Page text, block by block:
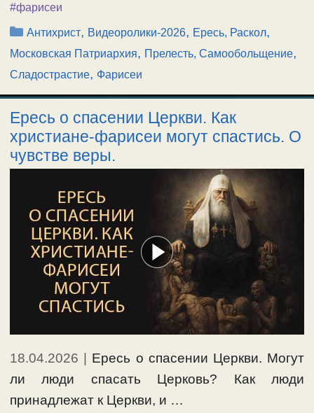
#фарисеи
Рубрики
Антихрист, Видеоролики-2026, Ересь, Раскол,
Московская Патриархия, Прелесть, Самообольщение,
Сладострастие, Фарисеи
Ересь о спасении Церкви. Как
христиане-фарисеи могут спастись. О
чувстве веры.
18.04.2026 | Ересь о спасении Церкви. Могут
ли люди спасать Церковь? Как люди
принадлежат к Церкви, и …